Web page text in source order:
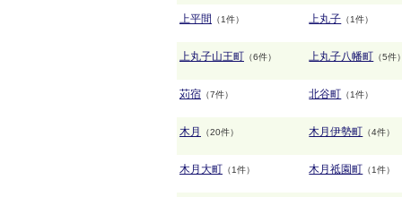
上平間 （1件） 上丸子 （1件）
上丸子山王町 （6件） 上丸子八幡町 （5件
苅宿 （7件） 北谷町 （1件）
木月 （20件） 木月伊勢町 （4件）
木月大町 （1件） 木月祗園町 （1件）